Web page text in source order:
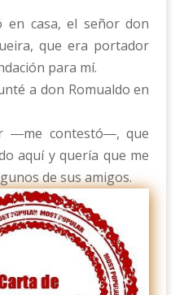
en casa, el señor don
que era portador
para mí.
a don Romualdo en
―me contestó―, que
aquí y quería que me
de sus amigos.